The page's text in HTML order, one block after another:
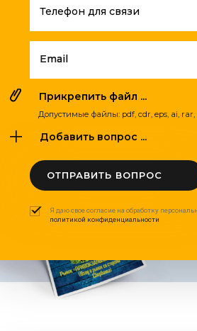
Телефон для связи
Email
Прикрепить файл ...
Допустимые файлы: pdf, cdr, eps, ai, rar,
Добавить вопрос ...
ОТПРАВИТЬ ВОПРОС
Я даю свое согласие на обработку
политикой конфиденциальности